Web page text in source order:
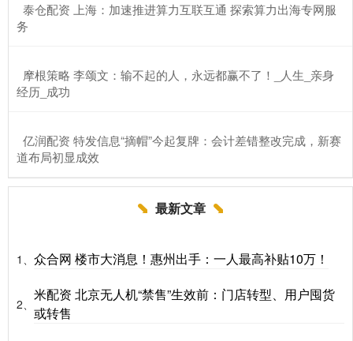
​泰仓配资 上海：加速推进算力互联互通 探索算力出海专网服
务
​摩根策略 李颂文：输不起的人，永远都赢不了！_人生_亲身
经历_成功
​亿润配资 特发信息“摘帽”今起复牌：会计差错整改完成，新赛
道布局初显成效
最新文章
1、 众合网 楼市大消息！惠州出手：一人最高补贴10万！
2、
米配资 北京无人机“禁售”生效前：门店转型、用户囤货
或转售